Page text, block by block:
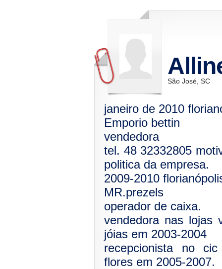
São José, SC
janeiro de 2010
Emporio bettin
vendedora
tel. 48 32332805
politica da empresa.
2009-2010
MR.prezels
operador de caixa.
vendedora nas lojas
jóias em 2003-2004
recepcionista no
flores em 2005-2007.